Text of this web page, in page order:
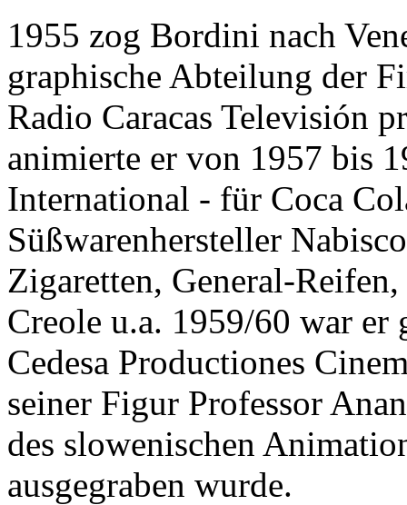
1955 zog Bordini nach
graphische Abteilung der
Radio Caracas Televisión
animierte er von 1957 bis
International - für Coca
Süßwarenhersteller
Zigaretten, General-
Creole u.a. 1959/60 war
Cedesa Productiones
seiner Figur Professor
des slowenischen
ausgegraben wurde.